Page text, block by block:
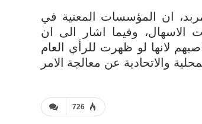
ان المؤسسات المعنية في
آلاف مواطن بحالات الاسهال، وفيما اشار الى ان
لانها لو ظهرت للرأي العام
والاتحادية عن معالجة الامر
726